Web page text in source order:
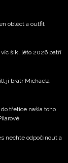
obléct a outfit
šik, léto 2026 patří
ji bratr Michaela
třetice našla toho
nechte odpočinout a